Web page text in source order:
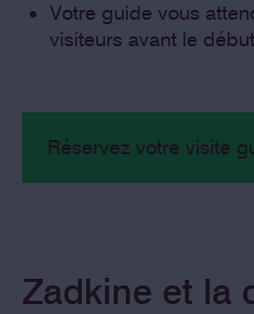
Votre guide vous
visiteurs avant le
Réservez votre visite
Zadkine et la